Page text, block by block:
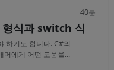
40분
식과 switch 식
하기도 합니다. C#의
에게 어떤 도움을...